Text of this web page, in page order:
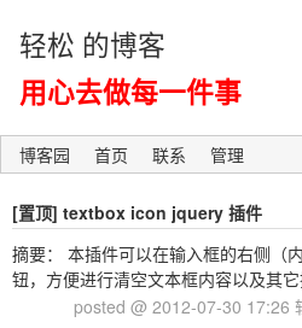
轻松 的博客
用心去做每一件事
博客园 首页 联系 管理
[置顶] textbox icon jquery 插件
摘要： 本插件可以在输入框的右侧（
钮，方便进行清空文本框内容以及其它
posted @ 2012-07-30 17:26